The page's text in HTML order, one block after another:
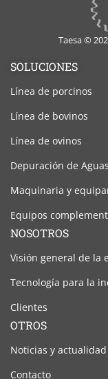
Taesa ©
SOLUCIONES
Línea de porcinos
Línea de bovinos
Línea de ovinos
Depuración de
Maquinaria y
Equipos
NOSOTROS
Visión general de la
Tecnología para la
Clientes
OTROS
Noticias y actualidad
Contacto